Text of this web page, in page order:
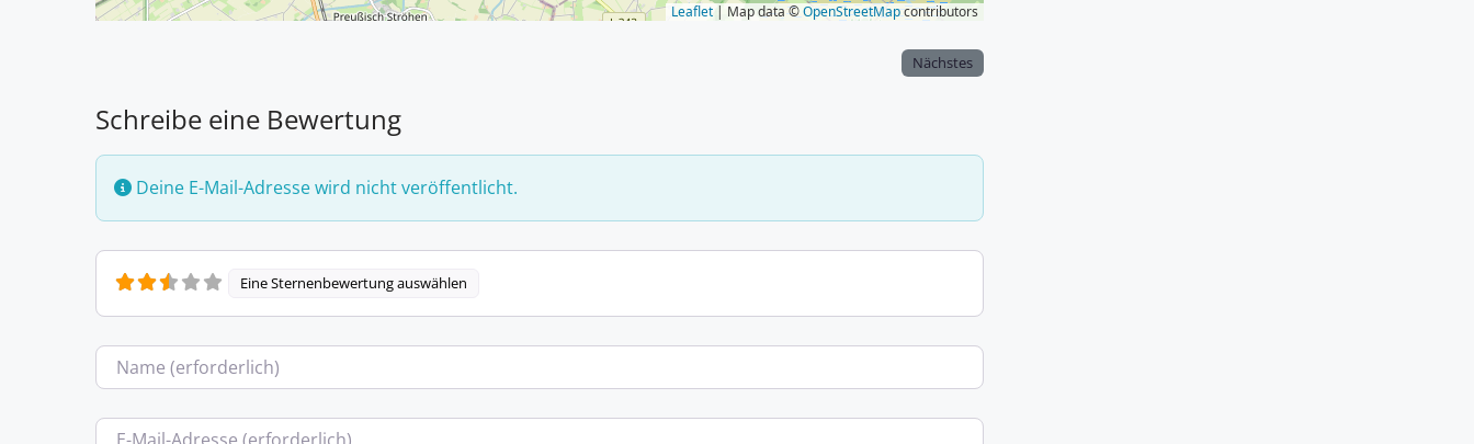
Leaflet | Map data ©OpenStreetMapcontributors
Nächstes
Schreibe eine Bewertung
Deine E-Mail-Adresse wird nicht veröffentlicht.
Eine Sternenbewertung auswählen
Name
E-Mail